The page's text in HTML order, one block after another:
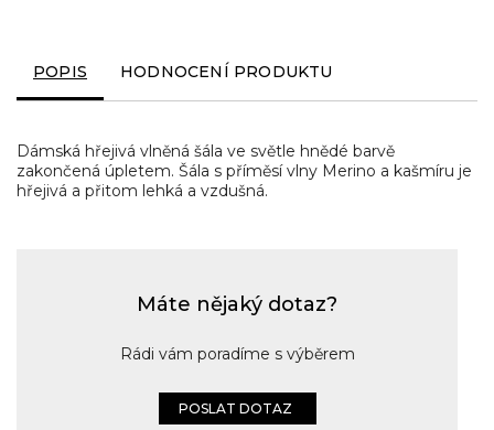
POPIS HODNOCENÍ PRODUKTU
Dámská hřejivá vlněná šála ve světle hnědé barvě
zakončená úpletem. Šála s příměsí vlny Merino a kašmíru je
hřejivá a přitom lehká a vzdušná.
Máte nějaký dotaz?
Rádi vám poradíme s výběrem
POSLAT DOTAZ